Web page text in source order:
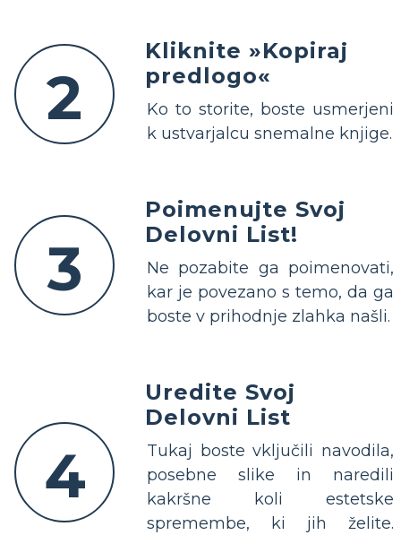
2
Kliknite »Kopiraj
predlogo«
Ko to storite, boste usmerjeni
k ustvarjalcu snemalne knjige.
3
Poimenujte Svoj
Delovni List!
Ne pozabite ga poimenovati,
kar je povezano s temo, da ga
boste v prihodnje zlahka našli.
4
Uredite Svoj
Delovni List
Tukaj boste vključili navodila,
posebne slike in naredili
kakršne koli estetske
spremembe, ki jih želite.